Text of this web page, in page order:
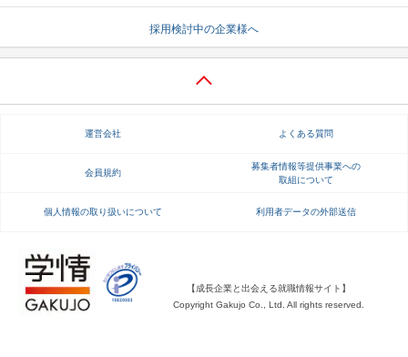
就活ノウハウが満載！ お役立ち記事・相談室など
適職診断 就活チャンネル
採用検討中の企業様へ
運営会社 よくある質問
会員規約
募集者情報等提供事業への
取組について
個人情報の取り扱いについて 利用者データの外部送信
【成長企業と出会える就職情報サイト】
Copyright Gakujo Co., Ltd. All rights reserved.